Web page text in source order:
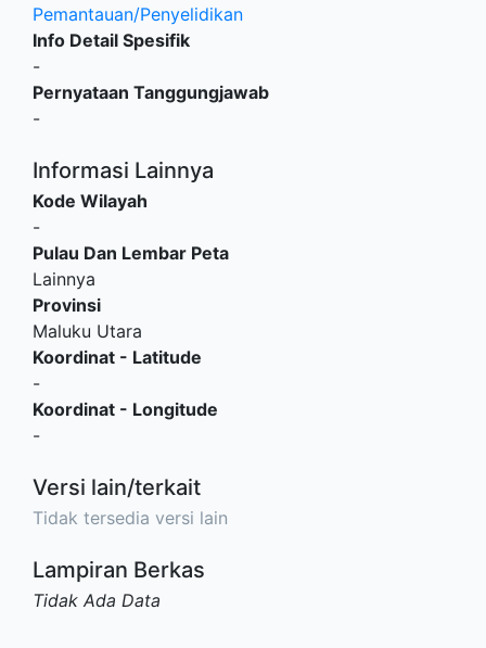
Pemantauan/Penyelidikan
Info Detail Spesifik
-
Pernyataan Tanggungjawab
-
Informasi Lainnya
Kode Wilayah
-
Pulau Dan Lembar Peta
Lainnya
Provinsi
Maluku Utara
Koordinat - Latitude
-
Koordinat - Longitude
-
Versi lain/terkait
Tidak tersedia versi lain
Lampiran Berkas
Tidak Ada Data